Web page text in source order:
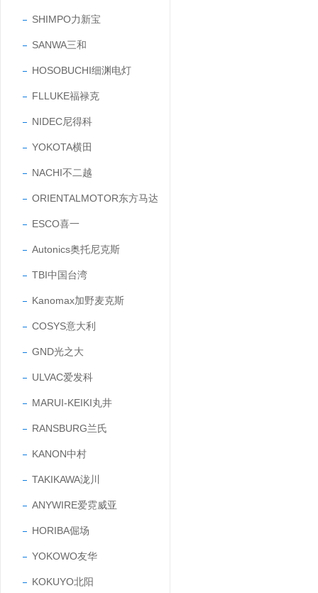
SHIMPO力新宝
SANWA三和
HOSOBUCHI细渊电灯
FLLUKE福禄克
NIDEC尼得科
YOKOTA横田
NACHI不二越
ORIENTALMOTOR东方马达
ESCO喜一
Autonics奥托尼克斯
TBI中国台湾
Kanomax加野麦克斯
COSYS意大利
GND光之大
ULVAC爱发科
MARUI-KEIKI丸井
RANSBURG兰氏
KANON中村
TAKIKAWA泷川
ANYWIRE爱霓威亚
HORIBA倔场
YOKOWO友华
KOKUYO北阳